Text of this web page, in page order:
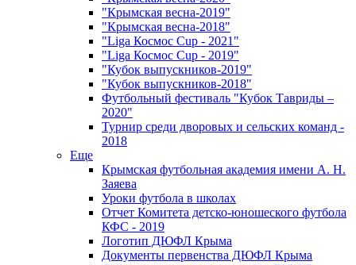
"Крымская весна-2019"
"Крымская весна-2018"
"Liga Космос Cup - 2021"
"Liga Космос Cup - 2019"
"Кубок выпускников-2019"
"Кубок выпускников-2018"
Футбольный фестиваль "Кубок Тавриды –
2020"
Турнир среди дворовых и сельских команд -
2018
Еще
Крымская футбольная академия имени А. Н.
Заяева
Уроки футбола в школах
Отчет Комитета детско-юношеского футбола
КФС - 2019
Логотип ДЮФЛ Крыма
Документы первенства ДЮФЛ Крыма